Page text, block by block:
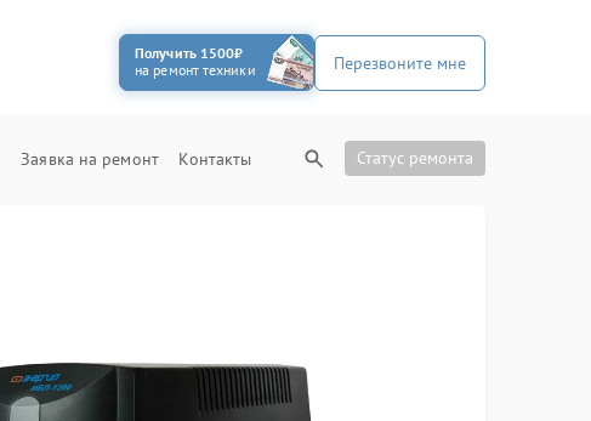
Получить 1500₽
на ремонт техники
Перезвоните мне
Заявка на ремонт Контакты Статус ремонта